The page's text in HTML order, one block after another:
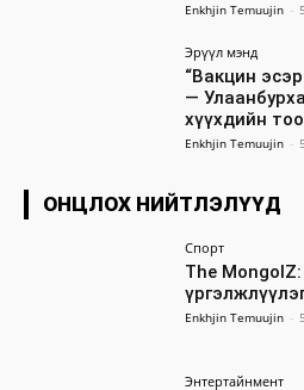
Enkhjin Temuujin -
Эрүүл мэнд
“Вакцин
—
хүүхдийн
Enkhjin Temuujin -
ОНЦЛОХ НИЙТЛЭЛҮҮД
Спорт
The
Enkhjin Temuujin -
Энтертайнмент